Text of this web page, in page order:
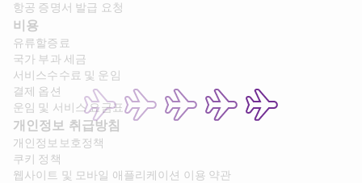
항공 증명서 발급 요청
비용
유류할증료
국가 부과 세금
서비스수수료 및 운임
결제 옵션
운임 및 서비스 요금표
개인정보 취급방침
개인정보보호정책
쿠키 정책
웹사이트 및 모바일 애플리케이션 이용 약관